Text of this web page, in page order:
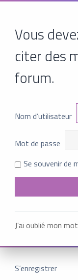
Vous
citer des
forum.
Nom d’utilisateur
Mot de passe
Se souvenir de
J’ai oublié mon
S’enregistrer